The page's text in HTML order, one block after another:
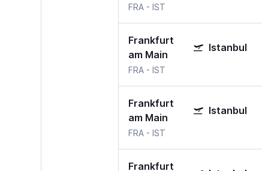
FRA- IST
Frankfurt
am Main
Istanbul
FRA- IST
Frankfurt
am Main
Istanbul
FRA- IST
Frankfurt